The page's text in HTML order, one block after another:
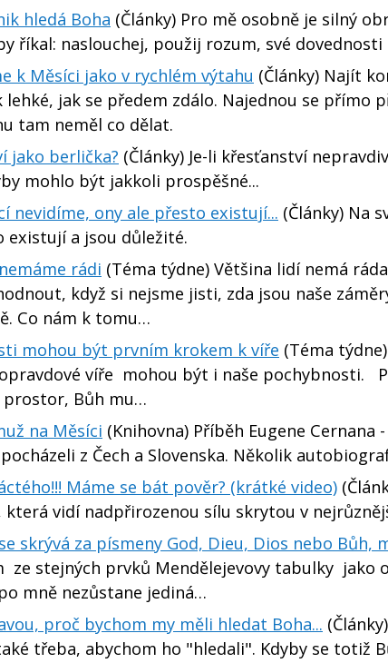
hledá Boha (Články) Pro mě osobně je silný
by říkal: naslouchej, použij rozum, své
k Měsíci jako v rychlém výtahu (Články) Najít
lehké, jak se předem zdálo. Najednou se přímo
tam neměl co dělat.
jako berlička? (Články) Je-li křesťanství
mohlo být jakkoli prospěšné...
nevidíme, ony ale přesto existují... (Články) Na
existují a jsou důležité.
rádi (Téma týdne) Většina lidí nemá
když si nejsme jisti, zda jsou naše
Co nám k tomu…
mohou být prvním krokem k víře (Téma
víře mohou být i naše pochybnosti.
prostor, Bůh mu…
na Měsíci (Knihovna) Příběh Eugene
z Čech a Slovenska. Několik
Máme se bát pověr? (krátké video)
která vidí nadpřirozenou sílu skrytou v
skrývá za písmeny God, Dieu, Dios nebo Bůh,
ze stejných prvků Mendělejevovy tabulky
mně nezůstane jediná…
proč bychom my měli hledat Boha...
třeba, abychom ho "hledali". Kdyby se totiž